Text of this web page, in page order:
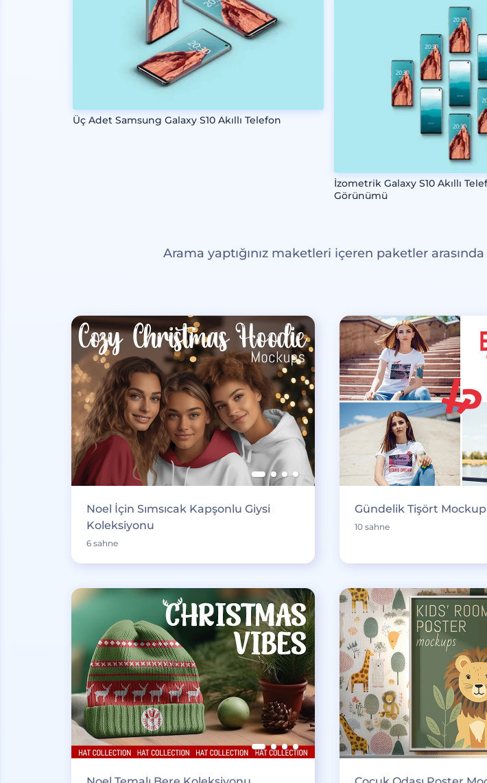
Üç Adet Samsung Galaxy S10 Akıllı Telefon
İzometrik Galaxy S10 Akıllı
Görünümü
Arama yaptığınız maketleri içeren paketler
Noel İçin Sımsıcak Kapşonlu Giysi
Koleksiyonu
6 sahne
Gündelik Tişört
10 sahne